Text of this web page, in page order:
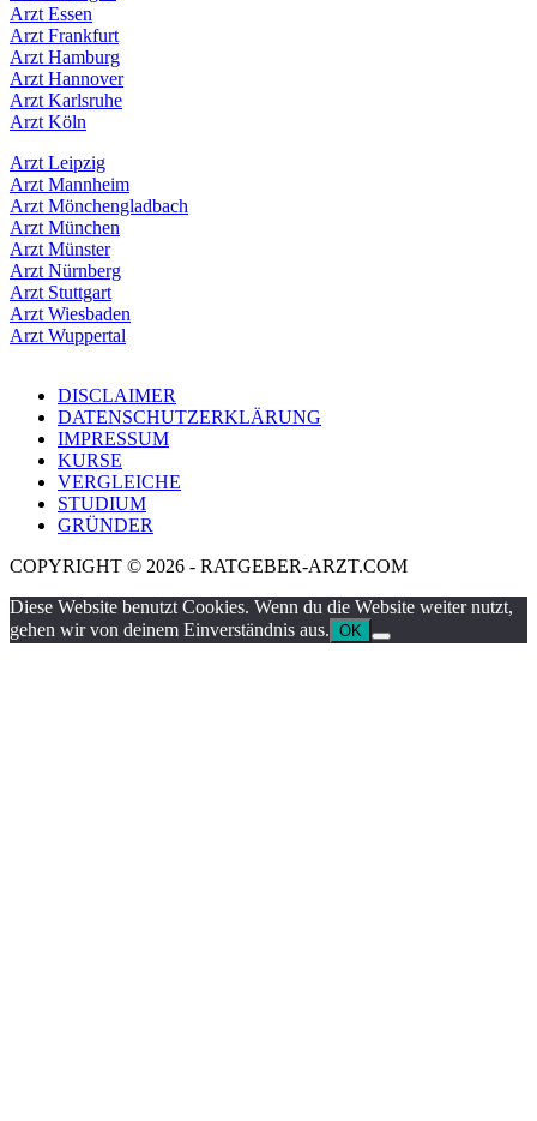
Arzt Essen
Arzt Frankfurt
Arzt Hamburg
Arzt Hannover
Arzt Karlsruhe
Arzt Köln
Arzt Leipzig
Arzt Mannheim
Arzt Mönchengladbach
Arzt München
Arzt Münster
Arzt Nürnberg
Arzt Stuttgart
Arzt Wiesbaden
Arzt Wuppertal
DISCLAIMER
DATENSCHUTZERKLÄRUNG
IMPRESSUM
KURSE
VERGLEICHE
STUDIUM
GRÜNDER
COPYRIGHT © 2026 - RATGEBER-ARZT.COM
Diese Website benutzt Cookies. Wenn du die Website weiter nutzt,
gehen wir von deinem Einverständnis aus. OK